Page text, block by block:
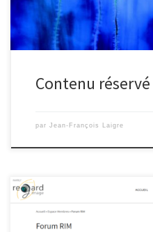
Contenu
par Jean-François Laigre